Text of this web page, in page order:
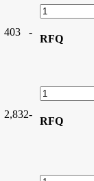
403 -
RFQ
2,832-
RFQ